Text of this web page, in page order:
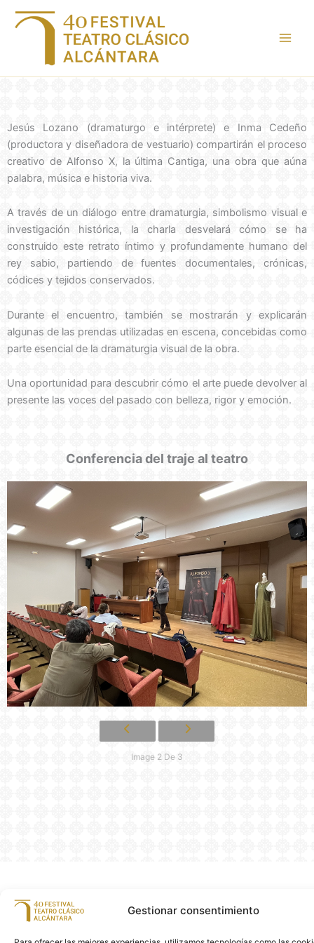
Gestionar consentimiento
Jesús Lozano (dramaturgo e intérprete) e Inma Cedeño
(productora y diseñadora de vestuario) compartirán el proceso
creativo de Alfonso X, la última Cantiga, una obra que aúna
palabra, música e historia viva.
A través de un diálogo entre dramaturgia, simbolismo visual e
investigación histórica, la charla desvelará cómo se ha
construido este retrato íntimo y profundamente humano del
rey sabio, partiendo de fuentes documentales, crónicas,
códices y tejidos conservados.
Durante el encuentro, también se mostrarán y explicarán
algunas de las prendas utilizadas en escena, concebidas como
parte esencial de la dramaturgia visual de la obra.
Una oportunidad para descubrir cómo el arte puede devolver al
presente las voces del pasado con belleza, rigor y emoción.
Conferencia del traje al teatro
Image 2 De 3